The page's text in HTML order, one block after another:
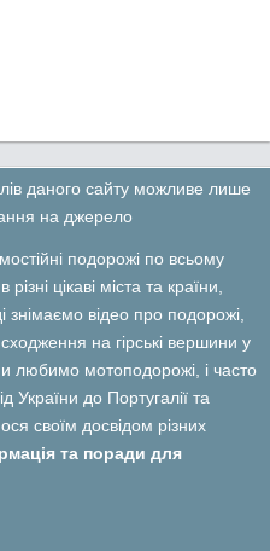
даного сайту можливе лише
на джерело
подорожі по всьому
цікаві міста та країни,
знімаємо відео про подорожі,
на гірські вершини у
любимо мотоподорожі, і часто
України до Португалії та
своїм досвідом різних
та поради для